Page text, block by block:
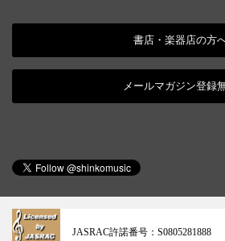
書店・楽器店の方
メールマガジン登録
JASRAC許諾番号： S0805281888